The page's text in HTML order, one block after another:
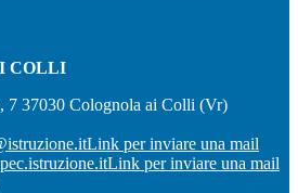
COLLI
7 37030 Colognola ai Colli (Vr)
Link per inviare una mail
Link per inviare una mail